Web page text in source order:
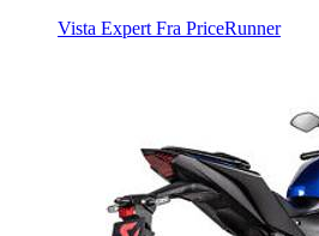
Vista Expert Fra PriceRunner